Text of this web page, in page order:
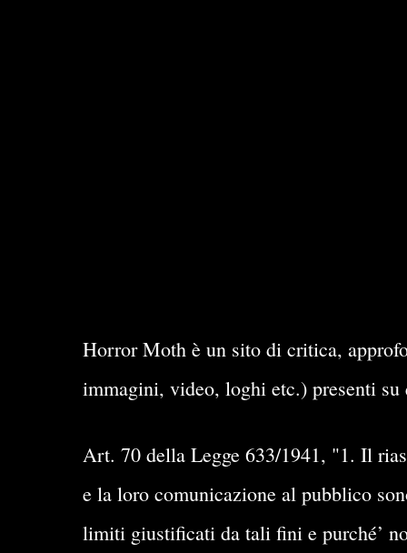
Horror Moth è un sito di critica,
immagini, video, loghi etc.) presenti
Art. 70 della Legge 633/1941, "1. Il
e la loro comunicazione al pubblico
limiti giustificati da tali fini e purché’